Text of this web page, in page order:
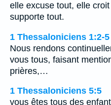
elle excuse tout, elle
supporte tout.
1 Thessaloniciens 1:2-5
Nous rendons
vous tous, faisant
prières,…
1 Thessaloniciens 5:5
vous êtes tous des